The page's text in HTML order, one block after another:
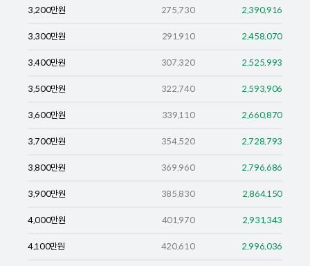
3,200만원 275,730 2,390,916
3,300만원 291,910 2,458,070
3,400만원 307,320 2,525,993
3,500만원 322,740 2,593,906
3,600만원 339,110 2,660,870
3,700만원 354,520 2,728,793
3,800만원 369,960 2,796,686
3,900만원 385,830 2,864,150
4,000만원 401,970 2,931,343
4,100만원 420,610 2,996,036